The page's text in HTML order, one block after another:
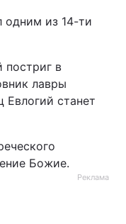
одним из 14-ти
постриг в
лавры
Евлогий станет
Божие.
Реклама